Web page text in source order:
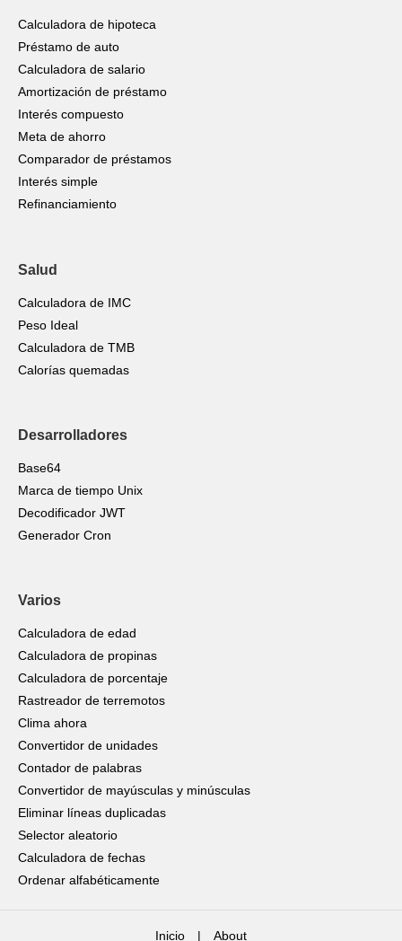
Calculadora de hipoteca
Préstamo de auto
Calculadora de salario
Amortización de préstamo
Interés compuesto
Meta de ahorro
Comparador de préstamos
Interés simple
Refinanciamiento
Salud
Calculadora de IMC
Peso Ideal
Calculadora de TMB
Calorías quemadas
Desarrolladores
Base64
Marca de tiempo Unix
Decodificador JWT
Generador Cron
Varios
Calculadora de edad
Calculadora de propinas
Calculadora de porcentaje
Rastreador de terremotos
Clima ahora
Convertidor de unidades
Contador de palabras
Convertidor de mayúsculas y minúsculas
Eliminar líneas duplicadas
Selector aleatorio
Calculadora de fechas
Ordenar alfabéticamente
Inicio | About